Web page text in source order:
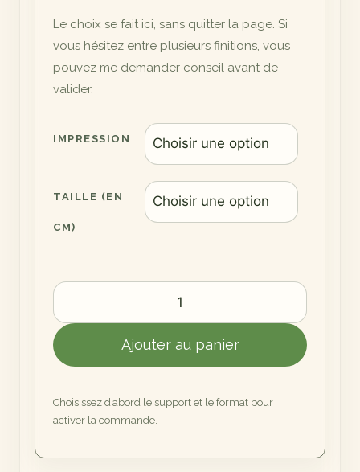
Le choix se fait ici, sans quitter la page. Si
vous hésitez entre plusieurs finitions, vous
pouvez me demander conseil avant de
valider.
IMPRESSION
TAILLE (EN
CM)
quantité
de
Prise
de
Ajouter au panier
Choisissez d’abord le support et le format pour
activer la commande.